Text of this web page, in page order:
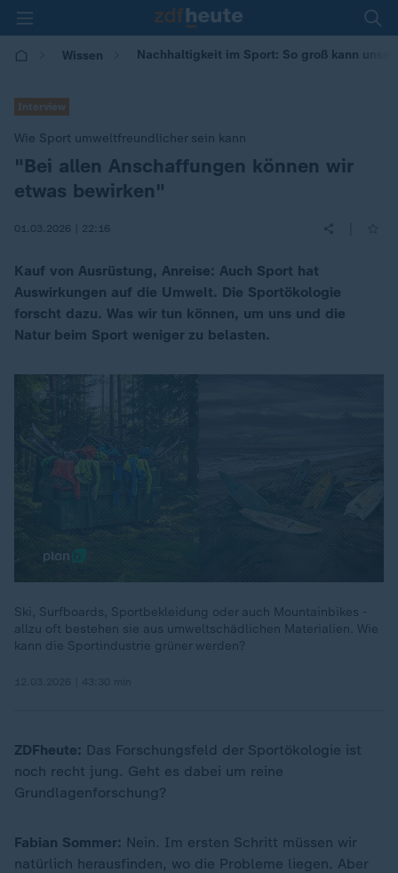
Wissen Nachhaltigkeit im Sport: So groß kann
Interview
Wie Sport umweltfreundlicher sein kann
:"Bei allen Anschaffungen können wir
etwas bewirken"
01.03.2026 | 22:16
Kauf von Ausrüstung, Anreise: Auch Sport hat
Auswirkungen auf die Umwelt. Die Sportökologie
forscht dazu. Was wir tun können, um uns und die
Natur beim Sport weniger zu belasten.
00:22
Ski, Surfboards, Sportbekleidung oder auch Mountainbikes -
allzu oft bestehen sie aus umweltschädlichen Materialien. Wie
kann die Sportindustrie grüner werden?
ZDFheute: Das Forschungsfeld der Sportökologie ist
noch recht jung. Geht es dabei um reine
Grundlagenforschung?
Fabian Sommer: Nein. Im ersten Schritt müssen wir
natürlich herausfinden, wo die Probleme liegen. Aber